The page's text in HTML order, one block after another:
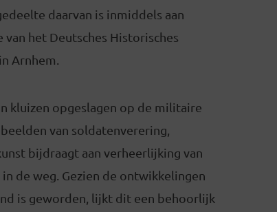
daarvan is inmiddels aan
het Deutsches Historisches
Arnhem.
kluizen opgeslagen op de militaire
van soldatenverering,
bijdraagt aan verheerlijking van
de weg. Gezien de ontwikkelingen
is geworden, lijkt dit een behoorlijk